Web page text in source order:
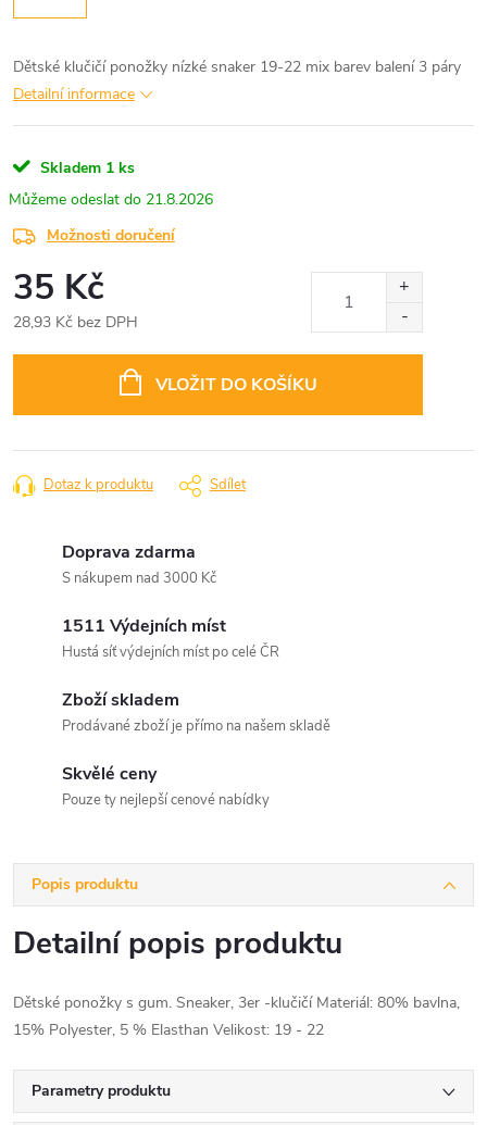
Dětské klučičí ponožky nízké snaker 19-22 mix barev balení 3 páry
Detailní informace
Skladem 1 ks
21.8.2026
Možnosti doručení
35 Kč
28,93 Kč bez DPH
VLOŽIT DO KOŠÍKU
Dotaz k produktu Sdílet
Doprava zdarma
S nákupem nad 3000 Kč
1511 Výdejních míst
Hustá síť výdejních míst po celé ČR
Zboží skladem
Prodávané zboží je přímo na našem skladě
Skvělé ceny
Pouze ty nejlepší cenové nabídky
Popis produktu
Detailní popis produktu
Dětské ponožky s gum. Sneaker, 3er -klučičí Materiál: 80% bavlna,
15% Polyester, 5 % Elasthan Velikost: 19 - 22
Parametry produktu